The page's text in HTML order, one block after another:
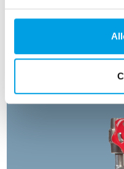
Mineralwolle, inkl.